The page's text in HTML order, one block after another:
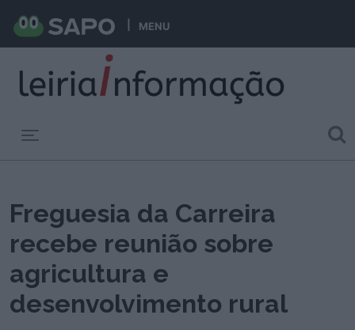
MENU
Freguesia da Carreira
recebe reunião sobre
agricultura e
desenvolvimento rural